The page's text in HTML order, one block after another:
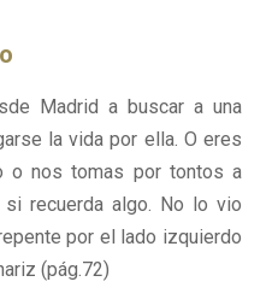
Madrid a buscar a una
la vida por ella. O eres
o nos tomas por tontos a
recuerda algo. No lo vio
por el lado izquierdo
(pág.72)